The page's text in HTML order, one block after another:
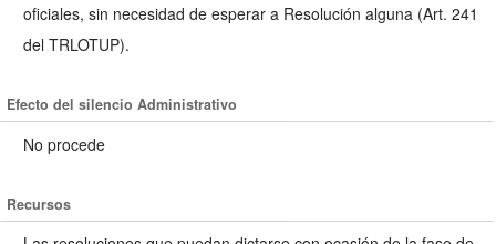
oficiales, sin necesidad de esperar a Resolución alguna (Art. 241
del TRLOTUP).
Efecto del silencio Administrativo
No procede
Recursos